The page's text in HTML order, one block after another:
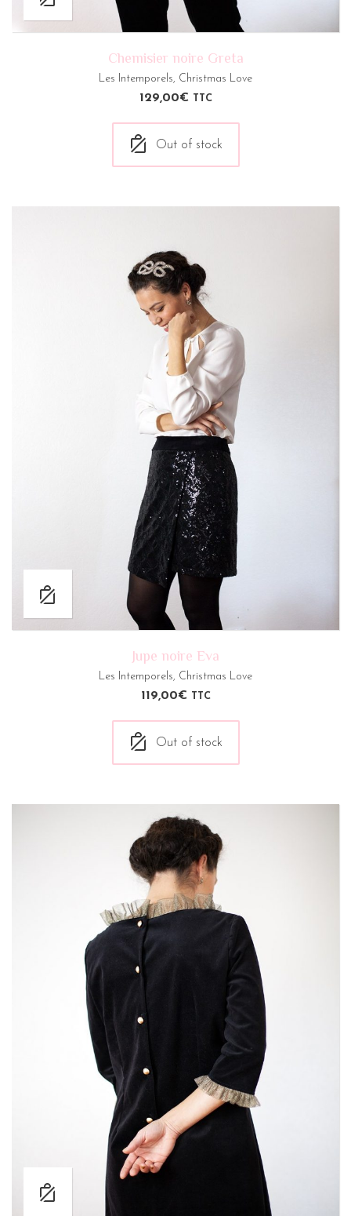
Chemisier noire Greta
Les Intemporels, Christmas Love
129,00€ TTC
Out of stock
Jupe noire Eva
Les Intemporels, Christmas Love
119,00€ TTC
Out of stock